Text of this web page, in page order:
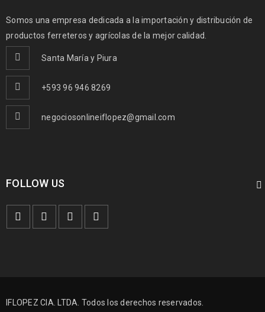
Somos una empresa dedicada a la importación y distribución de
productos ferreteros y agrícolas de la mejor calidad.
Santa María y Piura
+593 96 946 8269
negociosonlineiflopez@gmail.com
FOLLOW US
IFLOPEZ CIA. LTDA. Todos los derechos reservados.